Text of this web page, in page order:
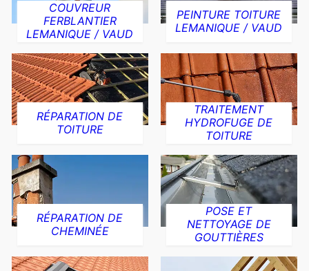
COUVREUR
FERBLANTIER
LEMANIQUE / VAUD
PEINTURE TOITURE
LEMANIQUE / VAUD
RÉPARATION DE
TOITURE
TRAITEMENT
HYDROFUGE DE
TOITURE
RÉPARATION DE
CHEMINÉE
POSE ET
NETTOYAGE DE
GOUTTIÈRES